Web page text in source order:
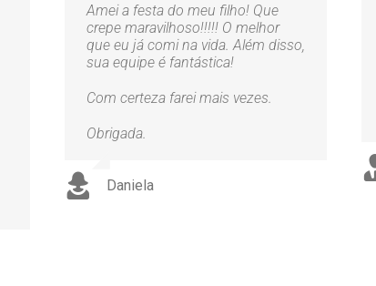
Amei a festa do meu filho! Que
crepe maravilhoso!!!!! O melhor
que eu já comi na vida. Além disso,
sua equipe é fantástica!
Com certeza farei mais vezes.
Obrigada.
Daniela